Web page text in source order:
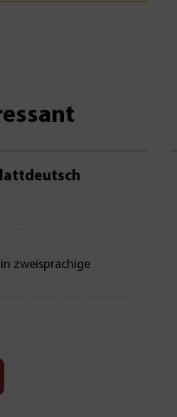
zweisprachige